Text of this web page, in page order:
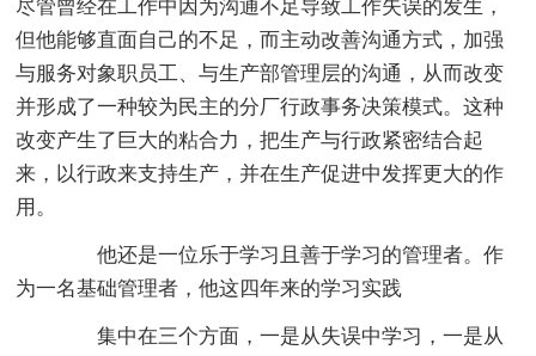
尽管曾经在工作中因为沟通不足导致工作失误的发生，
但他能够直面自己的不足，而主动改善沟通方式，加强
与服务对象职员工、与生产部管理层的沟通，从而改变
并形成了一种较为民主的分厂行政事务决策模式。这种
改变产生了巨大的粘合力，把生产与行政紧密结合起
来，以行政来支持生产，并在生产促进中发挥更大的作
用。
他还是一位乐于学习且善于学习的管理者。作
为一名基础管理者，他这四年来的学习实践
集中在三个方面，一是从失误中学习，一是从